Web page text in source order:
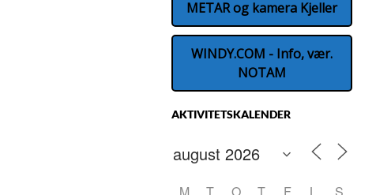
METAR og kamera Kjeller
WINDY.COM - Info, vær.
NOTAM
AKTIVITETSKALENDER